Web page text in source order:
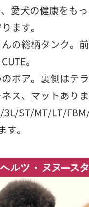
愛犬の健康をも
ます。
の総柄タンク。
。
ボア。裏側はテラ
ス 、 マット ありま
3L/ST/MT/LT/
す。